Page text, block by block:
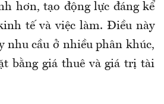
hơn, tạo động lực đáng kể
tế và việc làm. Điều này
nhu cầu ở nhiều phân khúc,
bằng giá thuê và giá trị tài